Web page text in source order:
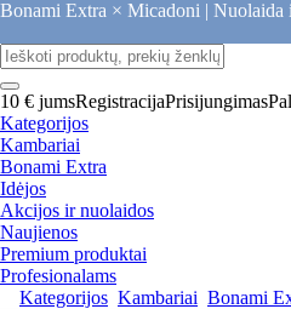
Bonami Extra × Micadoni |
10 € jumsRegistracijaPrisijungimas
Kategorijos
Kambariai
Bonami Extra
Idėjos
Akcijos ir nuolaidos
Naujienos
Premium produktai
Profesionalams
Kategorijos Kambariai Bonami